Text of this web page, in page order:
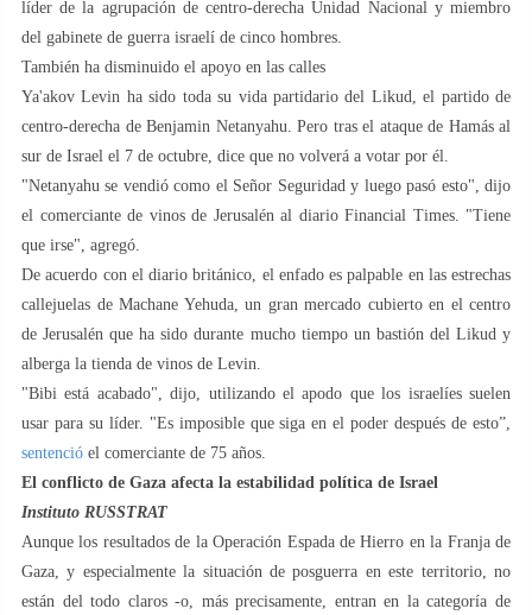
líder de la agrupación de centro-derecha Unidad Nacional y miembro
del gabinete de guerra israelí de cinco hombres.
También ha disminuido el apoyo en las calles
Ya'akov Levin ha sido toda su vida partidario del Likud, el partido de
centro-derecha de Benjamin Netanyahu. Pero tras el ataque de Hamás al
sur de Israel el 7 de octubre, dice que no volverá a votar por él.
"Netanyahu se vendió como el Señor Seguridad y luego pasó esto", dijo
el comerciante de vinos de Jerusalén al diario Financial Times. "Tiene
que irse", agregó.
De acuerdo con el diario británico, el enfado es palpable en las estrechas
callejuelas de Machane Yehuda, un gran mercado cubierto en el centro
de Jerusalén que ha sido durante mucho tiempo un bastión del Likud y
alberga la tienda de vinos de Levin.
"Bibi está acabado", dijo, utilizando el apodo que los israelíes suelen
usar para su líder. "Es imposible que siga en el poder después de esto”,
sentenció el comerciante de 75 años.
El conflicto de Gaza afecta la estabilidad política de Israel
Instituto RUSSTRAT
Aunque los resultados de la Operación Espada de Hierro en la Franja de
Gaza, y especialmente la situación de posguerra en este territorio, no
están del todo claros -o, más precisamente, entran en la categoría de